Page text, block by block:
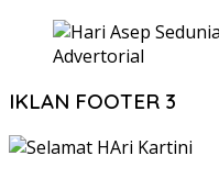
Advertorial
IKLAN FOOTER 3